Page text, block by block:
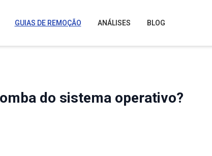
GUIAS DE REMOÇÃO ANÁLISES BLOG
do sistema operativo?